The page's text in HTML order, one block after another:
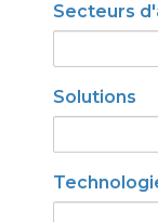
Matériaux et
Secteurs
Solutions